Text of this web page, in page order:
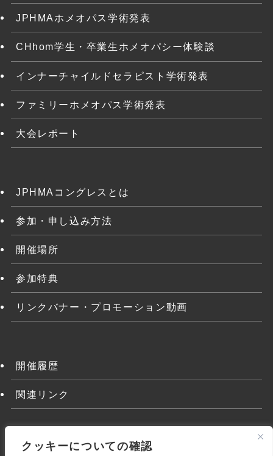
クッキーについての確認
JPHMAホメオパス学術発表
CHhom学生・卒業生ホメオパシー体験談
インナーチャイルドセラピスト学術発表
ファミリーホメオパス学術発表
大会レポート
JPHMAコングレスとは
参加・申し込み方法
開催場所
参加特典
リンクバナー・プロモーション動画
開催履歴
関連リンク